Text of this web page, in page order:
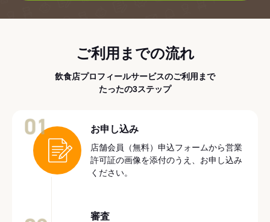
ご利用までの流れ
飲食店プロフィールサービスのご利用まで
たったの3ステップ
お申し込み
店舗会員（無料）申込フォームから営業
許可証の画像を添付のうえ、お申し込み
ください。
審査